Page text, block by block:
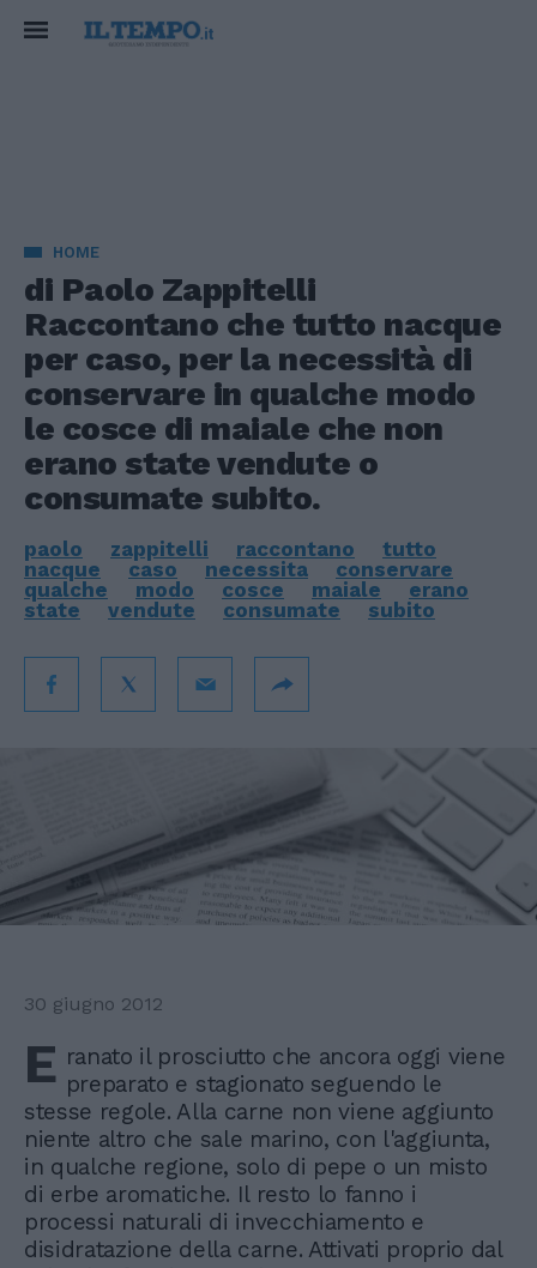
HOME
di Paolo Zappitelli
Raccontano che tutto nacque
per caso, per la necessità di
conservare in qualche modo
le cosce di maiale che non
erano state vendute o
consumate subito.
paolo zappitelli raccontano
tutto
nacque
caso necessita
conservare
qualche
modo cosce maiale
erano
state
vendute consumate subito
30 giugno 2012
E ranato il prosciutto che ancora oggi viene
preparato e stagionato seguendo le
stesse regole. Alla carne non viene aggiunto
niente altro che sale marino, con l'aggiunta,
in qualche regione, solo di pepe o un misto
di erbe aromatiche. Il resto lo fanno i
processi naturali di invecchiamento e
disidratazione della carne. Attivati proprio dal